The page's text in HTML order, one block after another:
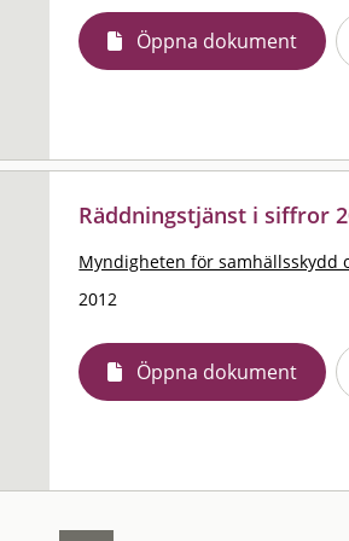
Öppna dokument
Räddningstjänst i siffror
Myndigheten för samhällsskydd
2012
Öppna dokument